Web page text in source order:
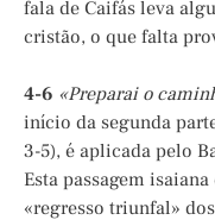
fala de Caifás leva
cristão, o que falta
4-6 «Preparai o
início da segunda
3-5), é aplicada pelo
Esta passagem
«regresso triunfal»